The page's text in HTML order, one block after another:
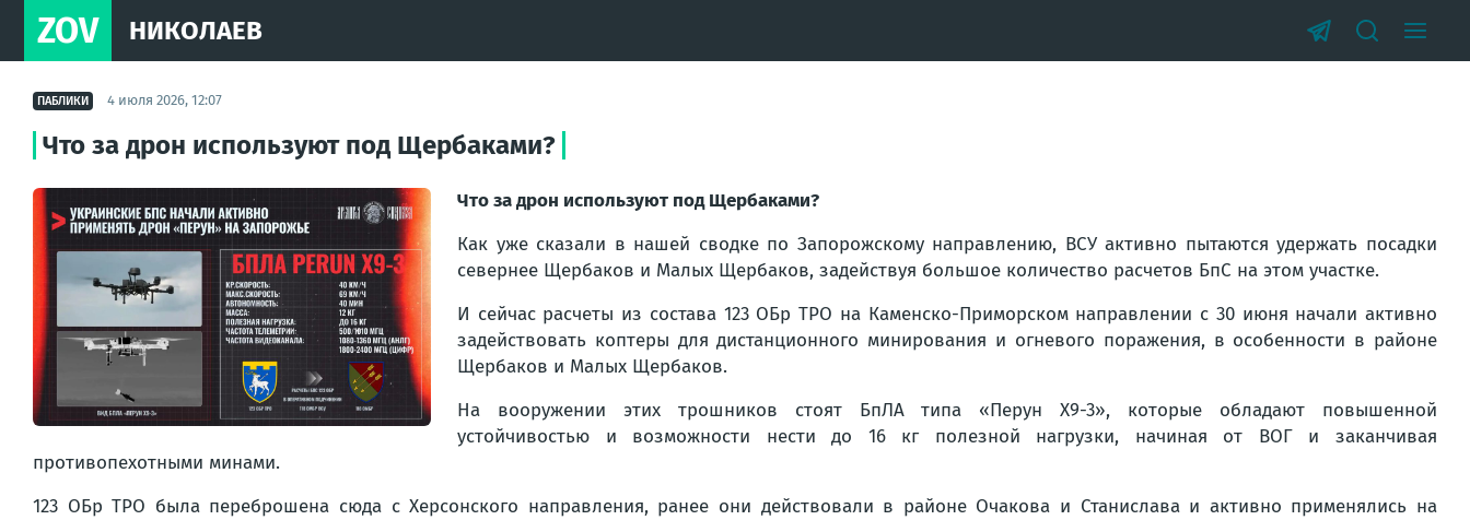
ZOV НИКОЛАЕВ
ПАБЛИКИ 4 июля 2026, 12:07
Что за дрон используют под Щербаками?
Что за дрон используют под Щербаками?
Как уже сказали в нашей сводке по Запорожскому направлению, ВСУ активно пытаются удержать посадки
севернее Щербаков и Малых Щербаков, задействуя большое количество расчетов БпС на этом участке.
И сейчас расчеты из состава 123 ОБр ТРО на Каменско-Приморском направлении с 30 июня начали активно
задействовать коптеры для дистанционного минирования и огневого поражения, в особенности в районе
Щербаков и Малых Щербаков.
На вооружении этих трошников стоят БпЛА типа «Перун Х9-3», которые обладают повышенной
устойчивостью и возможности нести до 16 кг полезной нагрузки, начиная от ВОГ и заканчивая
противопехотными минами.
123 ОБр ТРО была переброшена сюда с Херсонского направления, ранее они действовали в районе Очакова и Станислава и активно применялись на